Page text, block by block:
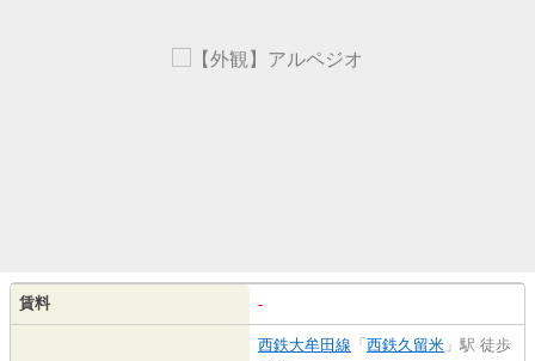
賃料 -
西鉄大牟田線 「 西鉄久留米 」駅 徒歩